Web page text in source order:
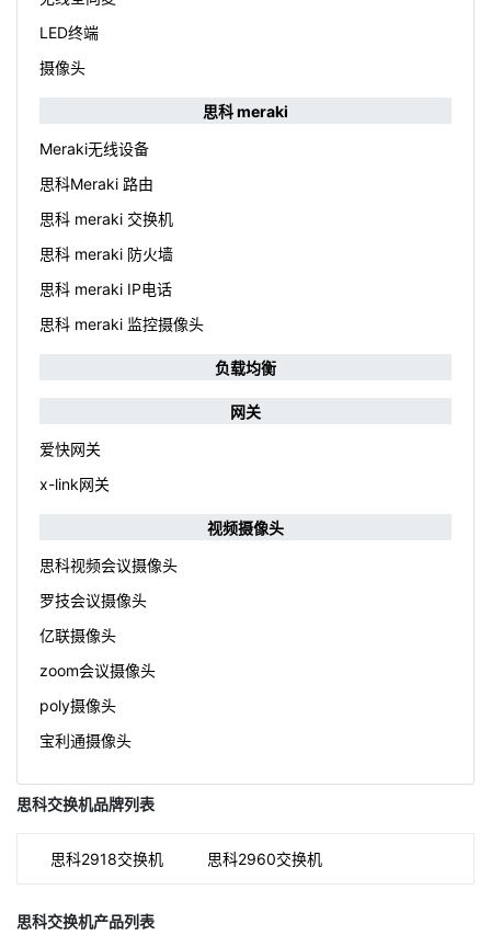
LED终端
摄像头
思科 meraki
Meraki无线设备
思科Meraki 路由
思科 meraki 交换机
思科 meraki 防火墙
思科 meraki IP电话
思科 meraki 监控摄像头
负载均衡
网关
爱快网关
x-link网关
视频摄像头
思科视频会议摄像头
罗技会议摄像头
亿联摄像头
zoom会议摄像头
poly摄像头
宝利通摄像头
思科交换机品牌列表
思科2918交换机 思科2960交换机
思科交换机产品列表